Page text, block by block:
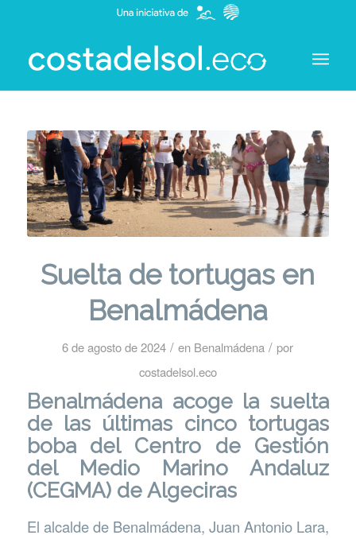
Suelta de tortugas en
Benalmádena
6 de agosto de 2024 / en Benalmádena / por
costadelsol.eco
Benalmádenaacoge la suelta
de las últimas cinco tortugas
boba del Centro de Gestión
del Medio Marino Andaluz
(CEGMA) de Algeciras
El alcalde de Benalmádena, Juan Antonio Lara,